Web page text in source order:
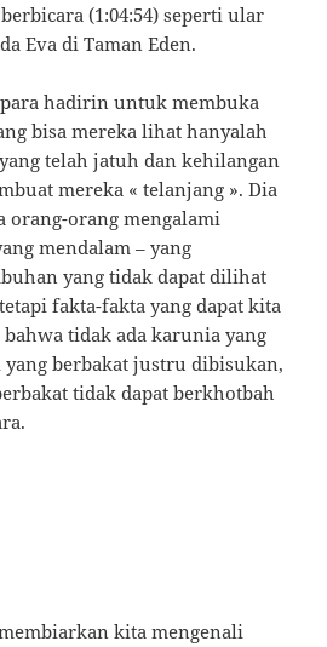
(1:04:54) seperti ular
Eva di Taman Eden.
hadirin untuk membuka
bisa mereka lihat hanyalah
telah jatuh dan kehilangan
mereka « telanjang ». Dia
orang-orang mengalami
mendalam – yang
yang tidak dapat dilihat
fakta-fakta yang dapat kita
tidak ada karunia yang
berbakat justru dibisukan,
tidak dapat berkhotbah
kita mengenali